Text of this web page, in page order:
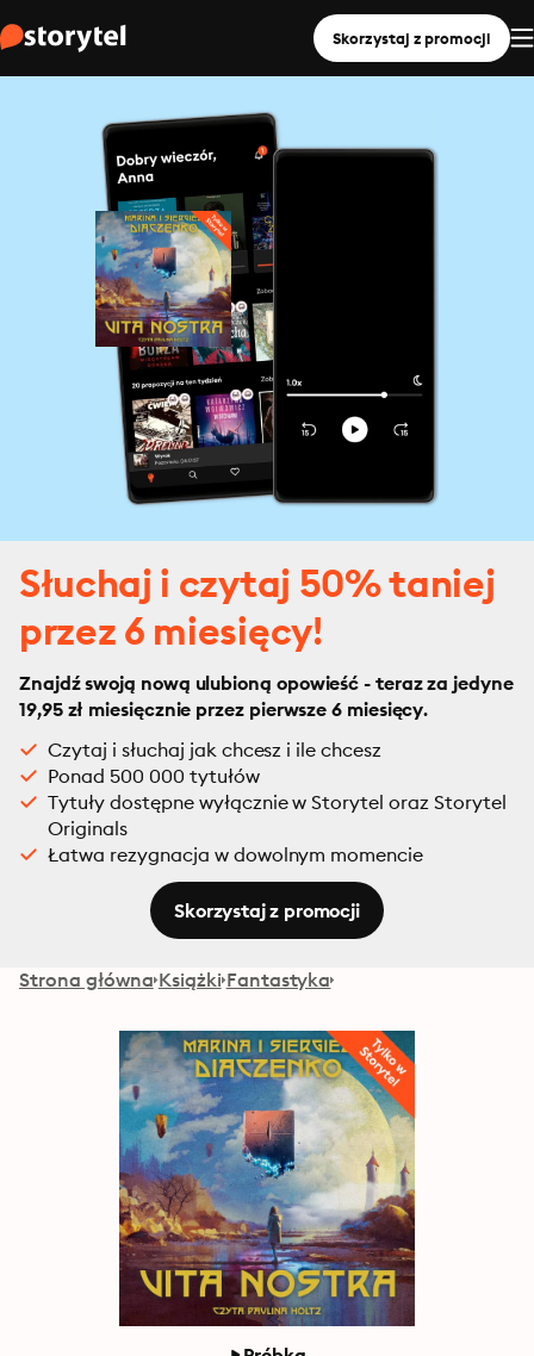
Skorzystaj z promocji
Słuchaj i czytaj 50% taniej
przez 6 miesięcy!
Znajdź swoją nową ulubioną opowieść - teraz za jedyne
19,95 zł miesięcznie przez pierwsze 6 miesięcy.
Czytaj i słuchaj jak chcesz i ile chcesz
Ponad 500 000 tytułów
Tytuły dostępne wyłącznie w Storytel oraz Storytel
Originals
Łatwa rezygnacja w dowolnym momencie
Skorzystaj z promocji
Strona główna Książki Fantastyka